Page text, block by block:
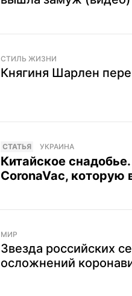
СТИЛЬ ЖИЗНИ
Княгиня Шарлен
CТАТЬЯ УКРАИНА
Китайское
CoronaVac, которую
МИР
Звезда российских
осложнений